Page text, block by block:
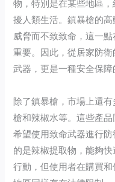
物，特別是在某些地區
擾人類生活。鎮暴槍的
威脅而不致致命，這一
重要。因此，從居家防
武器，更是一種安全保障
除了鎮暴槍，市場上還
槍和辣椒水等。這些產
希望使用致命武器進行
的是辣椒提取物，能夠
行動，但使用者在購買